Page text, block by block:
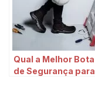
Qual a Melhor Bota
de Segurança para